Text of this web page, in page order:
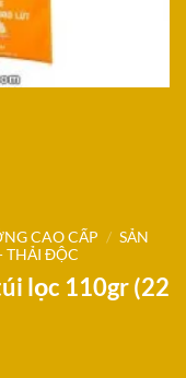
CAO CẤP / SẢN
THẢI ĐỘC
lọc 110gr (22